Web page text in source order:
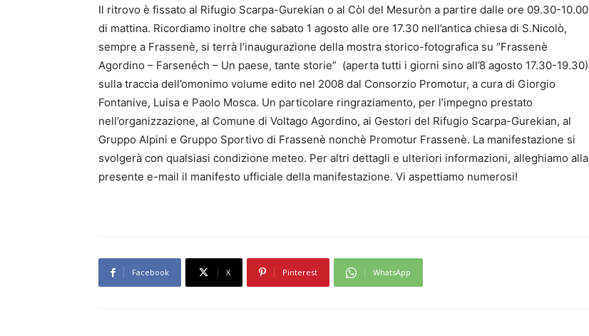
Il ritrovo è fissato al Rifugio Scarpa-Gurekian o al Còl del Mesuròn a partire dalle ore 09.30-10.00
di mattina. Ricordiamo inoltre che sabato 1 agosto alle ore 17.30 nell’antica chiesa di S.Nicolò,
sempre a Frassenè, si terrà l’inaugurazione della mostra storico-fotografica su “Frassenè
Agordino – Farsenéch – Un paese, tante storie” (aperta tutti i giorni sino all’8 agosto 17.30-19.30)
sulla traccia dell’omonimo volume edito nel 2008 dal Consorzio Promotur, a cura di Giorgio
Fontanive, Luisa e Paolo Mosca. Un particolare ringraziamento, per l’impegno prestato
nell’organizzazione, al Comune di Voltago Agordino, ai Gestori del Rifugio Scarpa-Gurekian, al
Gruppo Alpini e Gruppo Sportivo di Frassenè nonchè Promotur Frassenè. La manifestazione si
svolgerà con qualsiasi condizione meteo. Per altri dettagli e ulteriori informazioni, alleghiamo alla
presente e-mail il manifesto ufficiale della manifestazione. Vi aspettiamo numerosi!
Facebook X Pinterest WhatsApp